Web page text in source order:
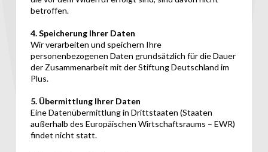
betroffen.
4. Speicherung Ihrer Daten
Wir verarbeiten und speichern Ihre
personenbezogenen Daten grundsätzlich für die Dauer
der Zusammenarbeit mit der Stiftung Deutschland im
Plus.
5. Übermittlung Ihrer Daten
Eine Datenübermittlung in Drittstaaten (Staaten
außerhalb des Europäischen Wirtschaftsraums – EWR)
findet nicht statt.